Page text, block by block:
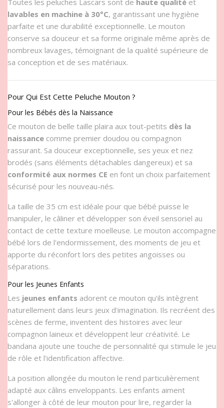
Toutes les peluches Lascars sont de haute qualité et
lavables en machine à 30°C, garantissant une hygiène
parfaite et une durabilité exceptionnelle. Le mouton
conserve sa douceur et sa forme originale même après de
nombreux lavages, témoignant de la qualité supérieure de
sa conception et de ses matériaux.
Pour Qui Est Cette Peluche Mouton ?
Pour les Bébés dès la Naissance
Ce mouton de belle taille plaira aux tout-petits dès la
naissance comme premier doudou ou compagnon
rassurant. Sa douceur exceptionnelle, ses yeux et nez
brodés (sans éléments détachables dangereux) et sa
conformité aux normes CE en font un choix parfaitement
sécurisé pour les nouveau-nés.
La taille de 35 cm est idéale pour que bébé puisse le
manipuler, le câliner et développer son éveil sensoriel au
contact de cette texture moelleuse. Le mouton accompagne
bébé lors de l'endormissement, des moments de jeu et
apporte du réconfort lors des petites angoisses ou
séparations.
Pour les Jeunes Enfants
Les jeunes enfants adorent ce mouton qu'ils intègrent
naturellement dans leurs jeux d'imagination. Ils recréent des
scènes de ferme, inventent des histoires avec leur
compagnon laineux et développent leur créativité. Le
bandana ajoute une touche de personnalité qui stimule le jeu
de rôle et l'identification affective.
La position allongée du mouton le rend particulièrement
adapté aux câlins enveloppants. Les enfants aiment
s'allonger à côté de leur mouton pour lire, regarder la